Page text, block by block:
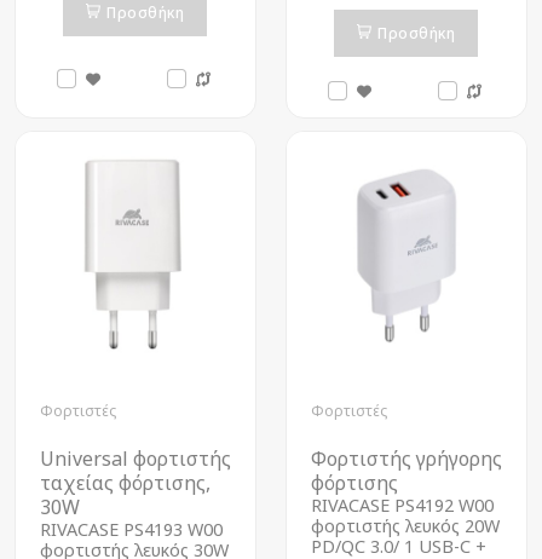
Προσθήκη
Προσθήκη
Φορτιστές
Universal φορτιστής
ταχείας φόρτισης,
30W
RIVACASE PS4193 W00
φορτιστής λευκός 30W
Φορτιστές
Φορτιστής γρήγορης
φόρτισης
RIVACASE PS4192 W00
φορτιστής λευκός 20W
PD/QC 3.0/ 1 USB-C +